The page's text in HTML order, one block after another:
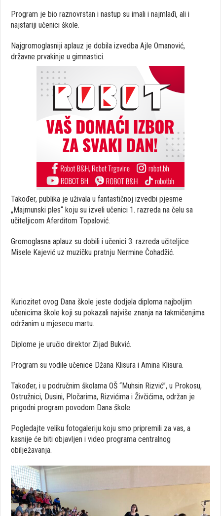
Program je bio raznovrstan i nastup su imali i najmlađi, ali i
najstariji učenici škole.
Najgromoglasniji aplauz je dobila izvedba Ajle Omanović,
državne prvakinje u gimnastici.
Također, publika je uživala u fantastičnoj izvedbi pjesme
„Majmunski ples“ koju su izveli učenici 1. razreda na čelu sa
učiteljicom Aferditom Topalović.
Gromoglasna aplauz su dobili i učenici 3. razreda učiteljice
Misele Kajević uz muzičku pratnju Nermine Čohadžić.
Kuriozitet ovog Dana škole jeste dodjela diploma najboljim
učenicima škole koji su pokazali najviše znanja na takmičenjima
održanim u mjesecu martu.
Diplome je uručio direktor Zijad Bukvić.
Program su vodile učenice Džana Klisura i Amina Klisura.
Također, i u područnim školama OŠ “Muhsin Rizvić”, u Prokosu,
Ostružnici, Dusini, Pločarima, Rizvićima i Živčićima, održan je
prigodni program povodom Dana škole.
Pogledajte veliku fotogaleriju koju smo pripremili za vas, a
kasnije će biti objavljen i video programa centralnog
obilježavanja.